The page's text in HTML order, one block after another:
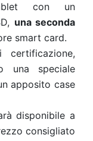
con un
una seconda
smart card.
una speciale
apposito case
disponibile a
consigliato